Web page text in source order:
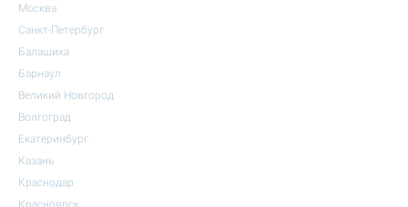
Москва
Санкт-Петербург
Балашиха
Барнаул
Великий Новгород
Волгоград
Екатеринбург
Казань
Краснодар
Красноярск